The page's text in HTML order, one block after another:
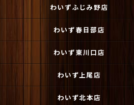
わいずふじみ野店
わいず春日部店
わいず東川口店
わいず上尾店
わいず北本店